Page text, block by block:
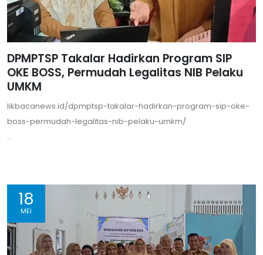
DPMPTSP Takalar Hadirkan Program SIP
OKE BOSS, Permudah Legalitas NIB Pelaku
UMKM
likbacanews.id/dpmptsp-takalar-hadirkan-program-sip-oke-
boss-permudah-legalitas-nib-pelaku-umkm/
...
18
MEI